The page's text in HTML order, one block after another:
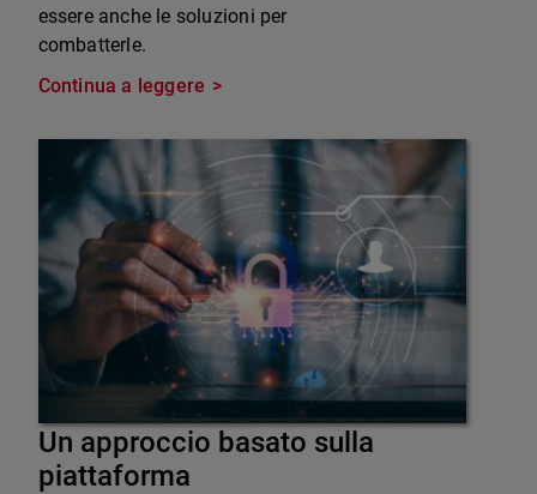
essere anche le soluzioni per
combatterle.
Continua a leggere
Un approccio basato sulla
piattaforma